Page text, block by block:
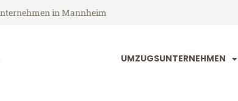
in Mannheim
UMZUGSUNTERNEHMEN